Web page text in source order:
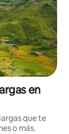
en
que te
o más.